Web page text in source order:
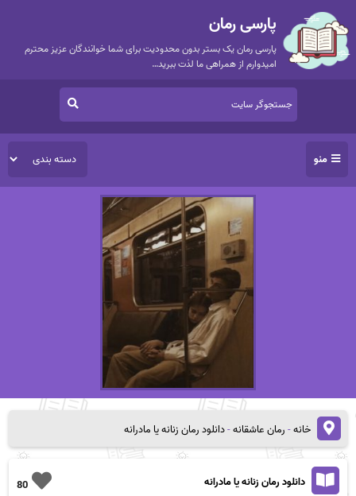
پارسی رمان
پارسی رمان یک بستر بدون محدودیت برای شما خوانندگان عزیز محترم
امیدوارم از همراهی ما لذت ببرید…
منو
خانه-رمان عاشقانه-دانلود رمان زنانه یا مادرانه
80 دانلود رمان زنانه یا مادرانه